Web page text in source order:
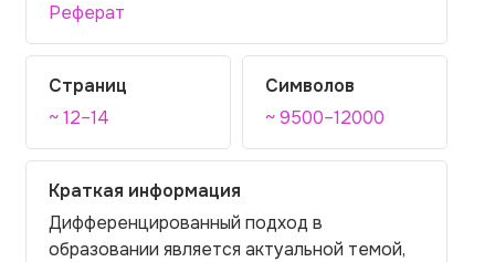
Реферат
Страниц
~ 12–14
Символов
~ 9500–12000
Краткая информация
Дифференцированный подход в
образовании является актуальной темой,